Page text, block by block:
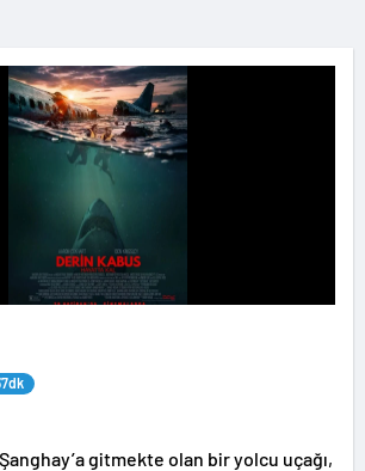
gitmekte olan bir yolcu uçağı,